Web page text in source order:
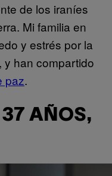
de los iraníes
Mi familia en
y estrés por la
y han compartido
paz.
AÑOS,